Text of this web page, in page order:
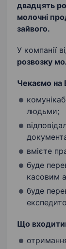
двадцять
молочні
зайвого.
У компанії
розвозку
Чекаємо на
людьми;
вмієте
буде
касовим
буде
Що